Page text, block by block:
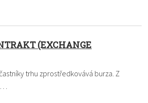
(EXCHANGE
trhu zprostředkovává burza. Z